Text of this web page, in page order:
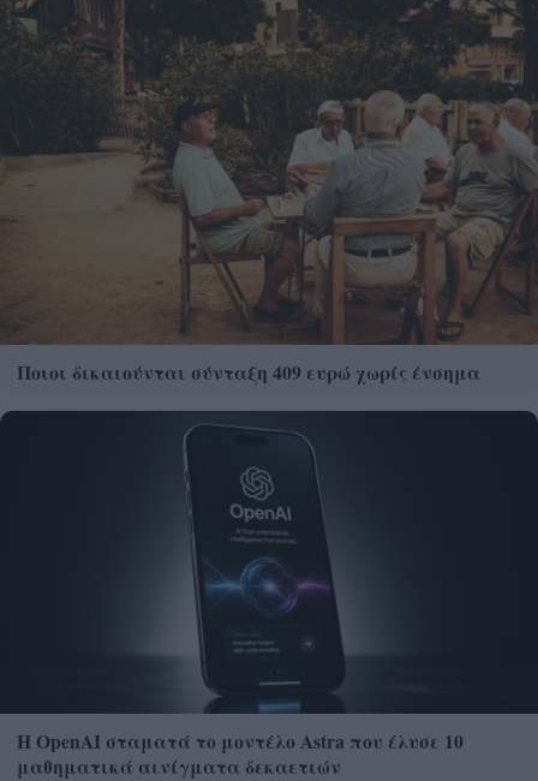
Ποιοι δικαιούνται σύνταξη 409 ευρώ χωρίς ένσημα
Η OpenAI σταματά το μοντέλο Astra που έλυσε 10
μαθηματικά αινίγματα δεκαετιών